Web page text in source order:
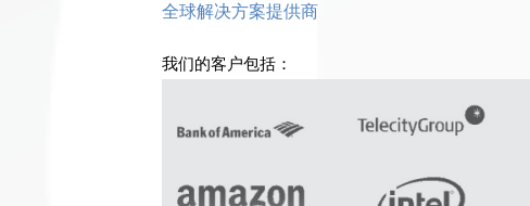
全球解决方案提供商
我们的客户包括：